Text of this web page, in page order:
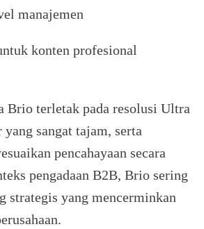
manajemen
konten profesional
Brio terletak pada resolusi Ultra
sangat tajam, serta
pencahayaan secara
pengadaan B2B, Brio sering
strategis yang mencerminkan